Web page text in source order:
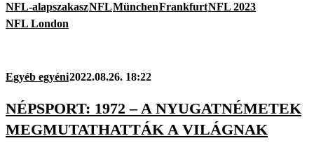
NFL-alapszakaszNFLMünchenFrankfurtNFL 2023
NFL London
Egyéb egyéni2022.08.26. 18:22
NÉPSPORT: 1972 – A NYUGATNÉMETEK
MEGMUTATHATTÁK A VILÁGNAK